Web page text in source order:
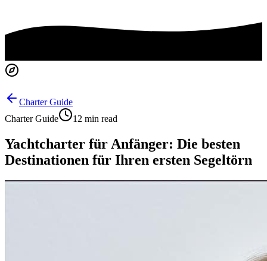
Charter Guide
Charter Guide
12 min read
Yachtcharter für Anfänger: Die besten
Destinationen für Ihren ersten Segeltörn